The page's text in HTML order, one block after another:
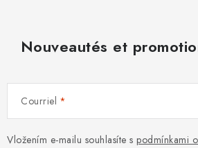
Nouveautés et
Courriel
Vložením e-mailu souhlasíte s podmínkami